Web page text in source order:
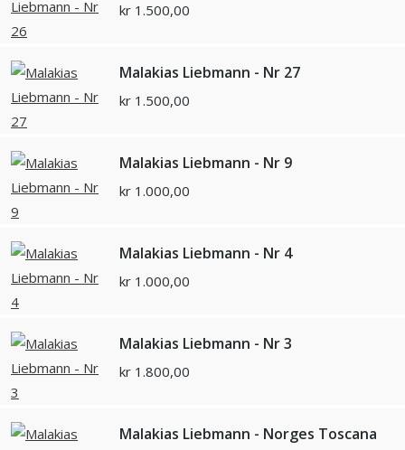
kr 1.500,00
Malakias Liebmann - Nr 27
kr 1.500,00
Malakias Liebmann - Nr 9
kr 1.000,00
Malakias Liebmann - Nr 4
kr 1.000,00
Malakias Liebmann - Nr 3
kr 1.800,00
Malakias Liebmann - Norges Toscana